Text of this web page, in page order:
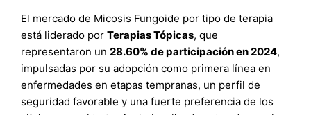
El mercado de Micosis Fungoide por tipo de terapia
está liderado porTerapias Tópicas, que
representaron un 28.60% de participación en 2024,
impulsadas por su adopción como primera línea en
enfermedades en etapas tempranas, un perfil de
seguridad favorable y una fuerte preferencia de los